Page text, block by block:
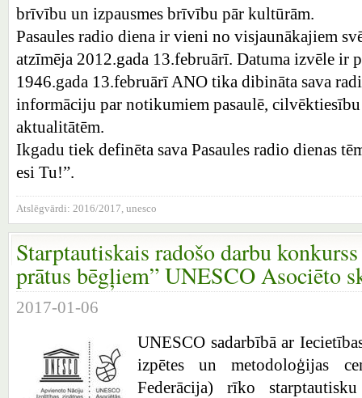
brīvību un izpausmes brīvību pār kultūrām.
Pasaules radio diena ir vieni no visjaunākajiem
atzīmēja 2012.gada 13.februārī. Datuma izvēle ir
1946.gada 13.februārī ANO tika dibināta sava
informāciju par notikumiem pasaulē,
aktualitātēm.
Ikgadu tiek definēta sava Pasaules radio dienas
esi Tu!”.
Atslēgvārdi: 2016/2017 unesco
Starptautiskais radošo darbu
prātus bēgļiem” UNESCO Asociēto
2017-01-06
UNESCO sadarbībā ar
izpētes un metodoloģijas
Federācija) rīko